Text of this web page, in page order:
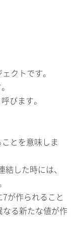
クトです。
びます。
とを意味しま
した時には、
が作られること
る新たな値が作